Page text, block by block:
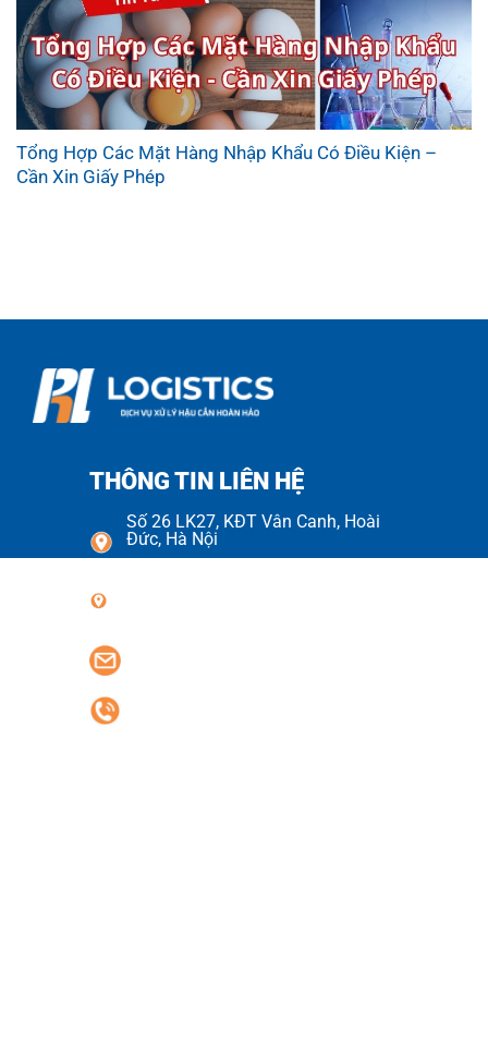
Tổng Hợp Các Mặt Hàng Nhập Khẩu Có Điều Kiện –
Cần Xin Giấy Phép
THÔNG TIN LIÊN HỆ
Số 26 LK27, KĐT Vân Canh, Hoài
Đức, Hà Nội